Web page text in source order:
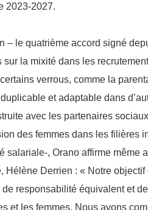
2023-2027.
– le quatrième accord signé
sur la mixité dans les
verrous, comme la
et adaptable dans
avec les partenaires
des femmes dans les filières
salariale-, Orano affirme
Hélène Derrien : « Notre objectif
de responsabilité équivalent et
et les femmes. Nous avons